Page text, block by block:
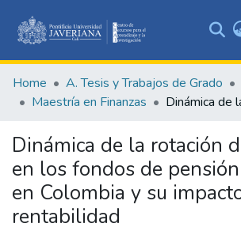
&
Collections
Statistics
Home A. Tesis y Trabajos de Grado
Maestría en Finanzas
Dinámica de la rotación
en los fondos de
en Colombia y su
rentabilidad